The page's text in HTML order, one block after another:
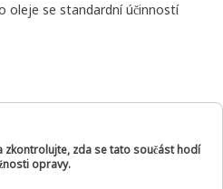
oleje se standardní účinností
zkontrolujte, zda se tato součást hodí
opravy.